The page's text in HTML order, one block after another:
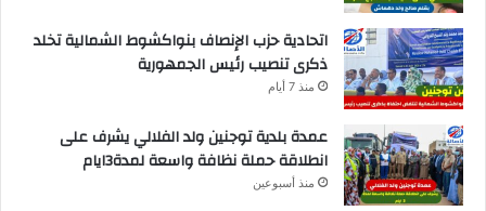
اتحادية حزب الإنصاف بنواكشوط الشمالية تخلد
ذكرى تنصيب رئيس الجمهورية
منذ 7 أيام
عمدة بلدية توجنين ولد الفلالي يشرف على
انطلاقة حملة نظافة واسعة لمدة3ايام
منذ أسبوعين